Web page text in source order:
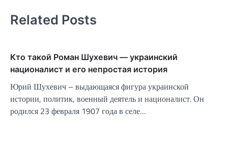
Related Posts
Кто такой Роман Шухевич — украинский
националист и его непростая история
Юрий Шухевич – выдающаяся фигура украинской
истории, политик, военный деятель и националист. Он
родился 23 февраля 1907 года в селе…